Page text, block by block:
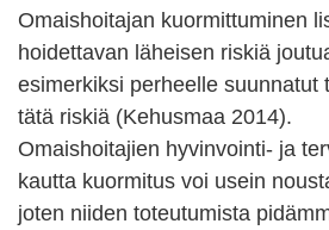
Omaishoitajan kuormittuminen
hoidettavan läheisen riskiä
esimerkiksi perheelle suunnatut
tätä riskiä (Kehusmaa 2014).
Omaishoitajien hyvinvointi- ja
kautta kuormitus voi usein
joten niiden toteutumista